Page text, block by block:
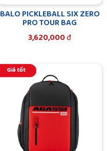
BALO PICKLEBALL SIX ZERO
PRO TOUR BAG
3,620,000đ
Giá tốt